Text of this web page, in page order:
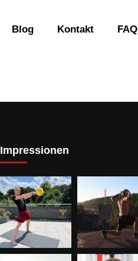
Blog Kontakt FAQ
Impressionen